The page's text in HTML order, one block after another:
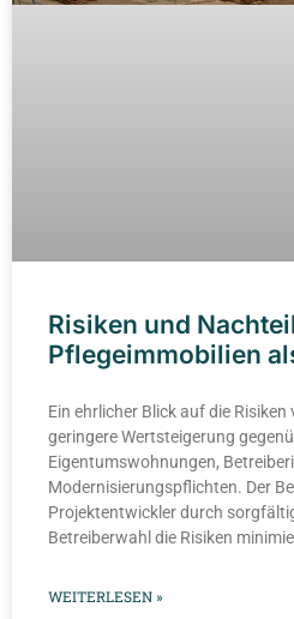
Risiken und
Pflegeimmobilien
Ein ehrlicher Blick auf die
geringere Wertsteigerung
Eigentumswohnungen,
Modernisierungs­pflichten. Der
Projektentwickler durch
Betreiberwahl die Risiken
WEITERLESEN »